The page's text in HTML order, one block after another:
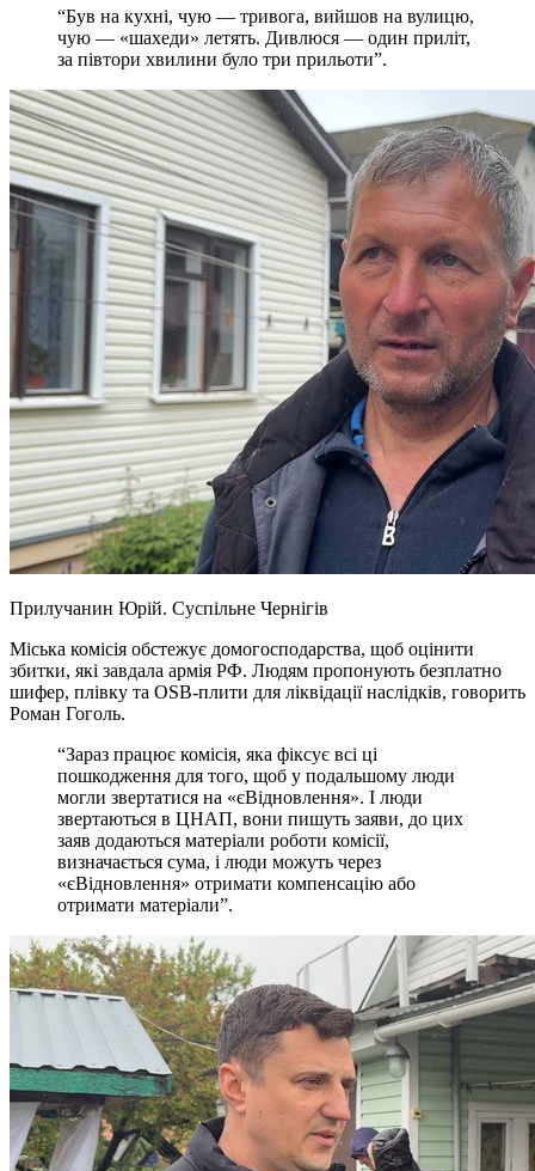
“Був на кухні, чую — тривога, вийшов на вулицю,
чую — «шахеди» летять. Дивлюся — один приліт,
за півтори хвилини було три прильоти”.
Прилучанин Юрій. Суспільне Чернігів
Міська комісія обстежує домогосподарства, щоб оцінити
збитки, які завдала армія РФ. Людям пропонують безплатно
шифер, плівку та OSB-плити для ліквідації наслідків, говорить
Роман Гоголь.
“Зараз працює комісія, яка фіксує всі ці
пошкодження для того, щоб у подальшому люди
могли звертатися на «єВідновлення». І люди
звертаються в ЦНАП, вони пишуть заяви, до цих
заяв додаються матеріали роботи комісії,
визначається сума, і люди можуть через
«єВідновлення» отримати компенсацію або
отримати матеріали”.